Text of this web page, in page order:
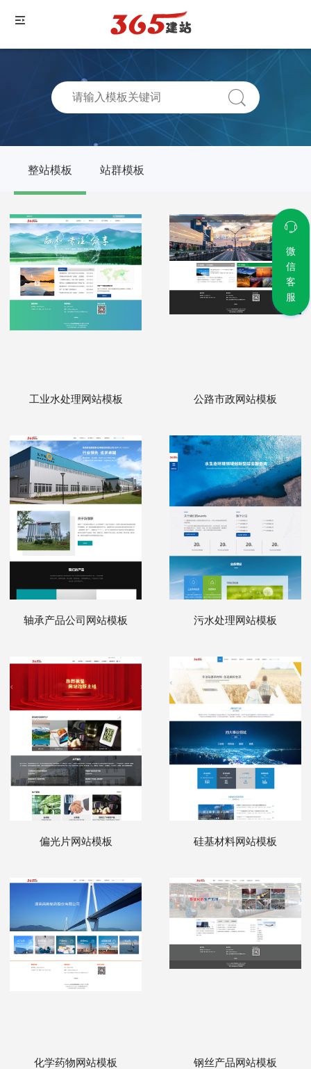
整站模板 站群模板
工业水处理网站模板 公路市政网站模板
轴承产品公司网站模板 污水处理网站模板
偏光片网站模板 硅基材料网站模板
化学药物网站模板 钢丝产品网站模板
微
信
客
服